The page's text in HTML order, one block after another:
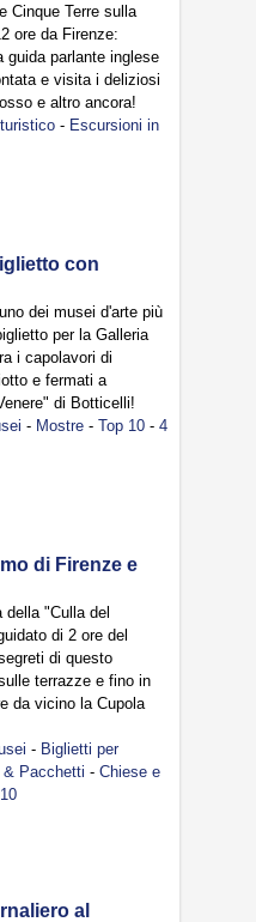
Cinque Terre sulla
ore da Firenze:
guida parlante inglese
e visita i deliziosi
e altro ancora!
- Escursioni in
con
dei musei d'arte più
per la Galleria
i capolavori di
e fermati a
di Botticelli!
- Mostre - Top 10 - 4
di Firenze e
della "Culla del
di 2 ore del
di questo
terrazze e fino in
da vicino la Cupola
- Biglietti per
Pacchetti - Chiese e
al